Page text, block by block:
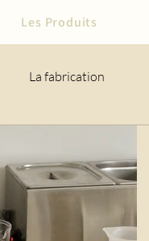
Les Produits
La fabrication